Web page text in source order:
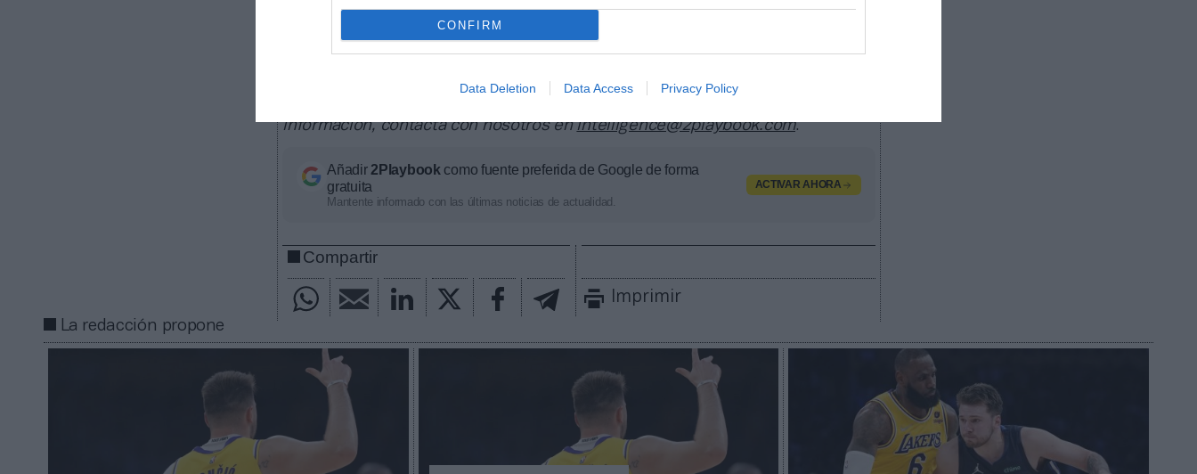
CONFIRM
Data Deletion Data Access Privacy Policy
2Playbook, cuya plataforma de datos monitoriza más de 34.000 contratos de
patrocinio, de los que 25.000 corresponden al mercado español y más de
segmentados por competición, tipología de activos, marcas, categorías de
información, contacta con nosotros enintelligence@2playbook.com.
Añadir2Playbook como fuente preferida de Google de forma
gratuita
Mantente informado con las últimas noticias de actualidad.
ACTIVAR AHORA
Compartir
Imprimir
La redacción propone